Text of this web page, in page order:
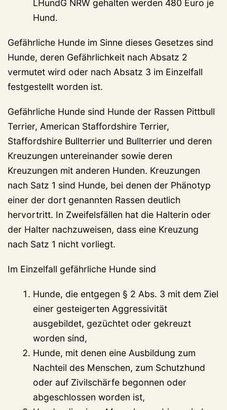
LHundG NRW gehalten werden 480 Euro je
Hund.
Gefährliche Hunde im Sinne dieses Gesetzes sind
Hunde, deren Gefährlichkeit nach Absatz 2
vermutet wird oder nach Absatz 3 im Einzelfall
festgestellt worden ist.
Gefährliche Hunde sind Hunde der Rassen Pittbull
Terrier, American Staffordshire Terrier,
Staffordshire Bullterrier und Bullterrier und deren
Kreuzungen untereinander sowie deren
Kreuzungen mit anderen Hunden. Kreuzungen
nach Satz 1 sind Hunde, bei denen der Phänotyp
einer der dort genannten Rassen deutlich
hervortritt. In Zweifelsfällen hat die Halterin oder
der Halter nachzuweisen, dass eine Kreuzung
nach Satz 1 nicht vorliegt.
Im Einzelfall gefährliche Hunde sind
Hunde, die entgegen § 2 Abs. 3 mit dem Ziel
einer gesteigerten Aggressivität
ausgebildet, gezüchtet oder gekreuzt
worden sind,
Hunde, mit denen eine Ausbildung zum
Nachteil des Menschen, zum Schutzhund
oder auf Zivilschärfe begonnen oder
abgeschlossen worden ist,